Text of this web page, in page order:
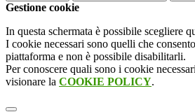
Gestione cookie
In questa schermata è possibile scegliere
I cookie necessari sono quelli che
piattaforma e non è possibile disabilitarli.
Per conoscere quali sono i cookie
visionare la COOKIE POLICY.